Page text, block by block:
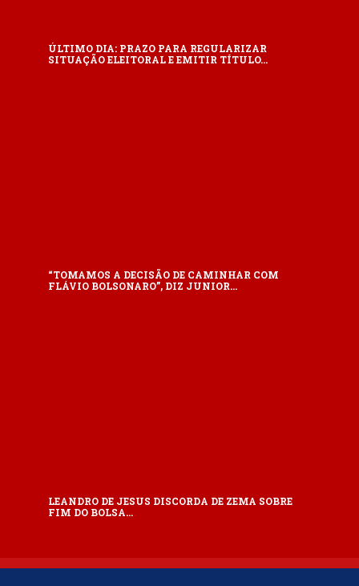
ÚLTIMO DIA: PRAZO PARA REGULARIZAR
SITUAÇÃO ELEITORAL E EMITIR TÍTULO…
“TOMAMOS A DECISÃO DE CAMINHAR COM
FLÁVIO BOLSONARO”, DIZ JUNIOR…
LEANDRO DE JESUS DISCORDA DE ZEMA SOBRE
FIM DO BOLSA…